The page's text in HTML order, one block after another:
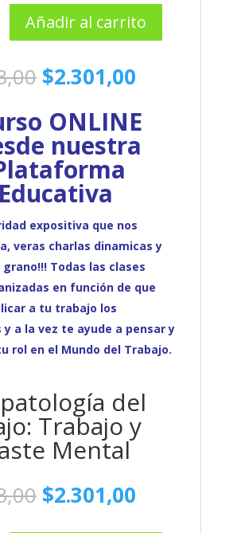
Añadir al carrito
El
precio
original
era:
$4.563,00.
$2.301,00El
actual
es:
$2.301,00.
ONLINE
nuestra
Educativa
expositiva que nos
veras charlas dinamicas y
grano!!! Todas las clases
en función de que
a tu trabajo los
y a la vez te ayude a pensar y
rol en el Mundo del Trabajo.
del
Trabajo y
Mental
El
precio
$2.301,00El